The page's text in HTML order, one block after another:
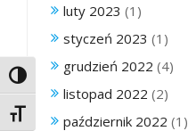
Toggle High Contrast
Toggle Font size
luty 2023 (1)
styczeń 2023 (1)
grudzień 2022 (4)
listopad 2022 (2)
październik 2022 (1)